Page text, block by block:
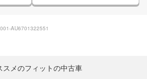
AU6701322551
スメのフィットの中古車